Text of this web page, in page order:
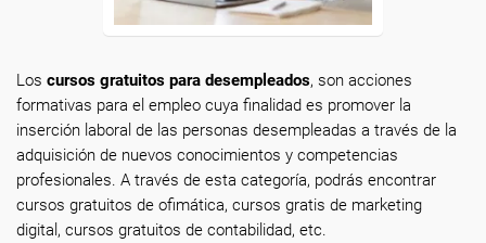
Los cursos gratuitos para desempleados, son acciones
formativas para el empleo cuya finalidad es promover la
inserción laboral de las personas desempleadas a través de la
adquisición de nuevos conocimientos y competencias
profesionales. A través de esta categoría, podrás encontrar
cursos gratuitos de ofimática, cursos gratis de marketing
digital, cursos gratuitos de contabilidad, etc.